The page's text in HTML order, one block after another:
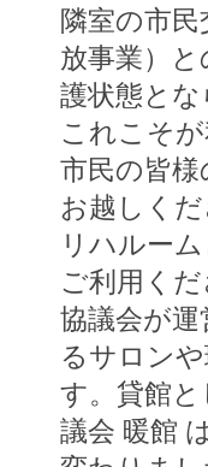
隣室の市
放事業）
護状態と
これこそ
市民の皆
お越しくだ
リハルー
ご利用く
協議会が
るサロン
す。貸館
議会 暖館